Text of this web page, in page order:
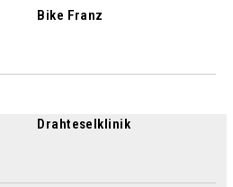
Bike Franz
Drahteselklinik